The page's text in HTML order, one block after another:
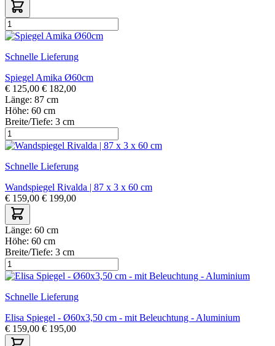
Schnelle Lieferung
Spiegel Amika Ø60cm
€ 125,00 € 182,00
Länge: 87 cm
Höhe: 60 cm
Breite/Tiefe: 3 cm
Schnelle Lieferung
Wandspiegel Rivalda | 87 x 3 x 60 cm
€ 159,00 € 199,00
Länge: 60 cm
Höhe: 60 cm
Breite/Tiefe: 3 cm
Schnelle Lieferung
Elisa Spiegel - Ø60x3,50 cm - mit Beleuchtung - Aluminium
€ 159,00 € 195,00